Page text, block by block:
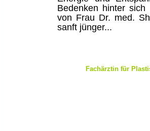
Bedenken hinter
von Frau Dr. med.
sanft jünger...
Fachärztin für